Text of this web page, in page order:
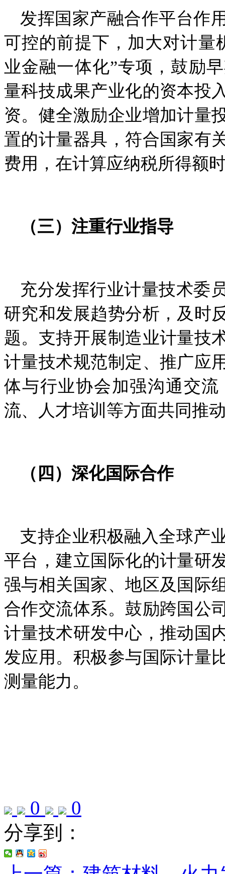
发挥国家产融合作平台作
可控的前提下，加大对计量
业金融一体化”专项，鼓励
量科技成果产业化的资本投
资。健全激励企业增加计量
置的计量器具，符合国家有
费用，在计算应纳税所得额
（三）注重行业指导
充分发挥行业计量技术委
研究和发展趋势分析，及时
题。支持开展制造业计量技
计量技术规范制定、推广应
体与行业协会加强沟通交
流、人才培训等方面共同推
（四）深化国际合作
支持企业积极融入全球产
平台，建立国际化的计量研
强与相关国家、地区及国际
合作交流体系。鼓励跨国公
计量技术研发中心，推动国
发应用。积极参与国际计量
测量能力。
0
0
分享到：